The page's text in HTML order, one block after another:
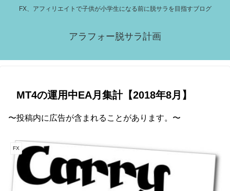
FX、アフィリエイトで子供が小学生になる前に脱サラを目指すブログ
アラフォー脱サラ計画
MT4の運用中EA月集計【2018年8月】
〜投稿内に広告が含まれることがあります。〜
FX